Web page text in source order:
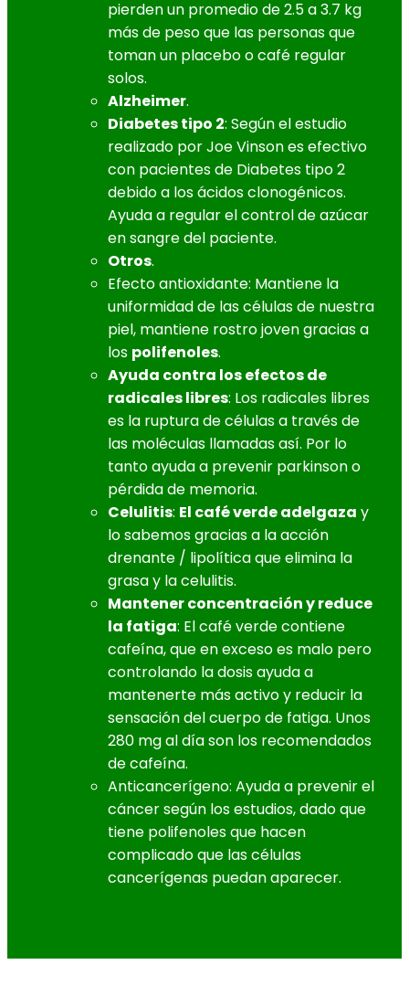
pierden un promedio de 2.5 a 3.7 kg
más de peso que las personas que
toman un placebo o café regular
solos.
Alzheimer.
Diabetes tipo 2: Según el estudio
realizado por Joe Vinson es efectivo
con pacientes de Diabetes tipo 2
debido a los ácidos clonogénicos.
Ayuda a regular el control de azúcar
en sangre del paciente.
Otros.
Efecto antioxidante: Mantiene la
uniformidad de las células de nuestra
piel, mantiene rostro joven gracias a
los polifenoles.
Ayuda contra los efectos de
radicales libres: Los radicales libres
es la ruptura de células a través de
las moléculas llamadas así. Por lo
tanto ayuda a prevenir parkinson o
pérdida de memoria.
Celulitis: El café verde adelgaza y
lo sabemos gracias a la acción
drenante / lipolítica que elimina la
grasa y la celulitis.
Mantener concentración y reduce
la fatiga: El café verde contiene
cafeína, que en exceso es malo pero
controlando la dosis ayuda a
mantenerte más activo y reducir la
sensación del cuerpo de fatiga. Unos
280 mg al día son los recomendados
de cafeína.
Anticancerígeno: Ayuda a prevenir el
cáncer según los estudios, dado que
tiene polifenoles que hacen
complicado que las células
cancerígenas puedan aparecer.